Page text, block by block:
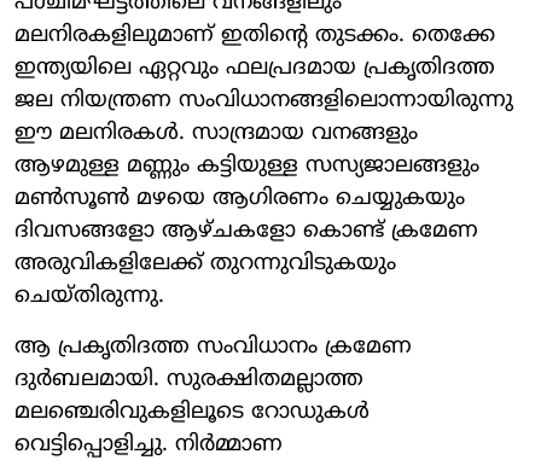
മലനിരകളിലുമാണ് ഇതിന്റെ തുടക്കം. തെക്കേ
ഇന്ത്യയിലെ ഏറ്റവും ഫലപ്രദമായ പ്രകൃതിദത്ത
ജല നിയന്ത്രണ സംവിധാനങ്ങളിലൊന്നായിരുന്നു
ഈ മലനിരകൾ. സാന്ദ്രമായ വനങ്ങളും
ആഴമുള്ള മണ്ണും കട്ടിയുള്ള സസ്യജാലങ്ങളും
മൺസൂൺ മഴയെ ആഗിരണം ചെയ്യുകയും
ദിവസങ്ങളോ ആഴ്ചകളോ കൊണ്ട് ക്രമേണ
അരുവികളിലേക്ക് തുറന്നുവിടുകയും
ചെയ്തിരുന്നു.
ആ പ്രകൃതിദത്ത സംവിധാനം ക്രമേണ
ദുർബലമായി. സുരക്ഷിതമല്ലാത്ത
മലഞ്ചെരിവുകളിലൂടെ റോഡുകൾ
വെട്ടിപ്പൊളിച്ചു. നിർമ്മാണ